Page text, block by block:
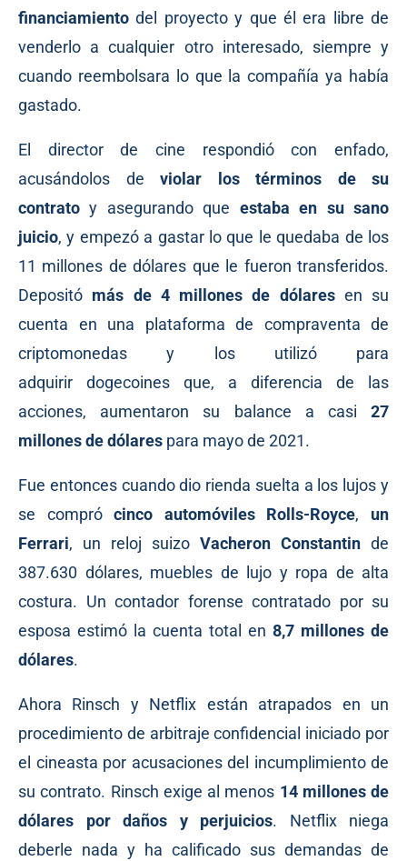
financiamiento del proyecto y que él era libre de
venderlo a cualquier otro interesado, siempre y
cuando reembolsara lo que la compañía ya había
gastado.
El director de cine respondió con enfado,
acusándolos de violar los términos de su
contrato y asegurando que estaba en su sano
juicio, y empezó a gastar lo que le quedaba de los
11 millones de dólares que le fueron transferidos.
Depositó más de 4 millones de dólaresen su
cuenta en una plataforma de compraventa de
criptomonedas y los utilizó para
adquirir dogecoines que, a diferencia de las
acciones, aumentaron su balance a casi 27
millones de dólares para mayo de 2021.
Fue entonces cuando dio rienda suelta a los lujos y
se comprócinco automóviles Rolls-Royce, un
Ferrari, un reloj suizo Vacheron Constantin de
387.630 dólares, muebles de lujo y ropa de alta
costura. Un contador forense contratado por su
esposa estimó la cuenta total en 8,7 millones de
dólares.
Ahora Rinsch y Netflix están atrapados en un
procedimiento de arbitraje confidencial iniciado por
el cineasta por acusaciones del incumplimiento de
su contrato. Rinsch exige al menos 14 millones de
dólares por daños y perjuicios. Netflix niega
deberle nada y ha calificado sus demandas de